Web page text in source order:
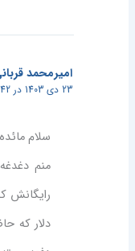
امیرمحمد
23 دی 1403 در 13:42
سلام مائده
منم
دلار که